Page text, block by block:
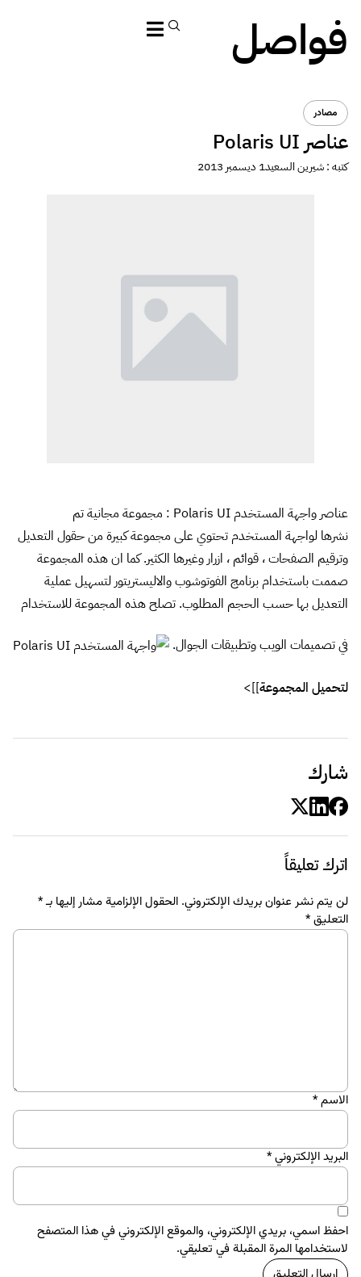
فواصل
مصادر
عناصر Polaris UI
كتبه :شيرين السعيد1 ديسمبر 2013
عناصر واجهة المستخدم Polaris UI : مجموعة مجانية تم
نشرها لواجهة المستخدم تحتوي على مجموعة كبيرة من حقول التعديل
وترقيم الصفحات ، قوائم ، ازرار وغيرها الكثير. كما ان هذه المجموعة
صممت باستخدام برنامج الفوتوشوب والاليستريتور لتسهيل عملية
التعديل بها حسب الحجم المطلوب. تصلح هذه المجموعة للاستخدام
في تصميمات الويب وتطبيقات الجوال.
لتحميل المجموعة]]>
شارك
اترك تعليقاً
لن يتم نشر عنوان بريدك الإلكتروني. الحقول الإلزامية مشار إليها بـ*
التعليق*
الاسم*
البريد الإلكتروني*
احفظ اسمي، بريدي الإلكتروني، والموقع الإلكتروني في هذا المتصفح
لاستخدامها المرة المقبلة في تعليقي.